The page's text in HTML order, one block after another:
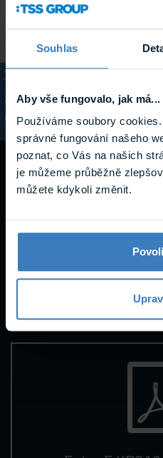
Souhlas
Aby vše fungovalo, jak má...
Používáme soubory
správné fungování našeho
poznat, co Vás na našich
je můžeme průběžně
můžete kdykoli změnit.
KATALOG
Způsob identifikace
Návody
podpora
Datasheety